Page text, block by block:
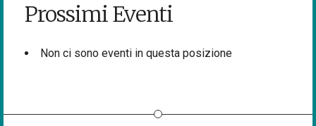
Prossimi Eventi
Non ci sono eventi in questa posizione